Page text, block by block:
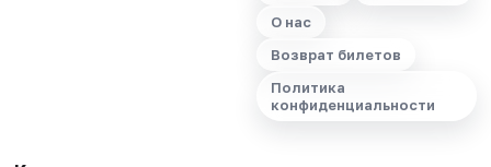
О нас
Возврат билетов
Политика
конфиденциальности